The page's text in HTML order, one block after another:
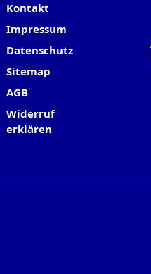
Kontakt
Impressum
Datenschutz
Sitemap
AGB
Widerruf
erklären